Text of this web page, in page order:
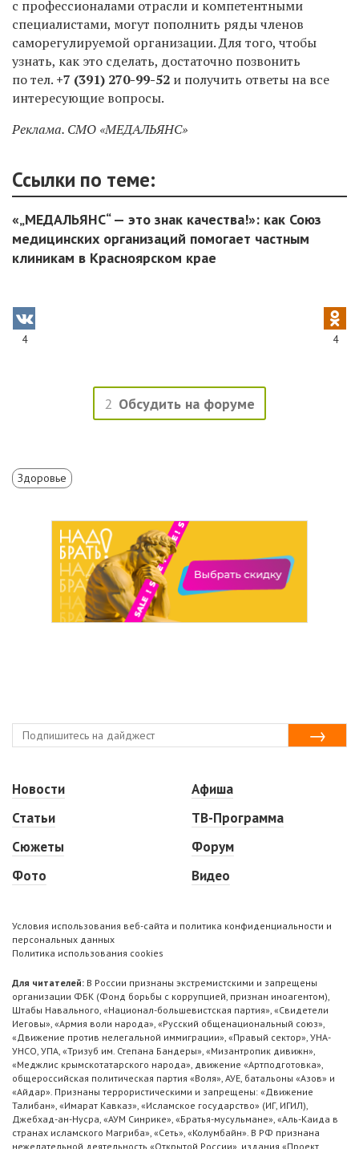
с профессионалами отрасли и компетентными
специалистами, могут пополнить ряды членов
саморегулируемой организации. Для того, чтобы
узнать, как это сделать, достаточно позвонить
по тел. +7 (391) 270-99-52 и получить ответы на все
интересующие вопросы.
Реклама. СМО «МЕДАЛЬЯНС»
Ссылки по теме:
«„МЕДАЛЬЯНС“ — это знак качества!»: как Союз
медицинских организаций помогает частным
клиникам в Красноярском крае
4 4
2 Обсудить на форуме
Здоровье
Новости
Статьи
Сюжеты
Фото
Афиша
ТВ-Программа
Форум
Видео
Условия использования веб-сайта и политика конфиденциальности и
персональных данных
Политика использования cookies
Для читателей: В России признаны экстремистскими и запрещены
организации ФБК (Фонд борьбы с коррупцией, признан иноагентом),
Штабы Навального, «Национал-большевистская партия», «Свидетели
Иеговы», «Армия воли народа», «Русский общенациональный союз»,
«Движение против нелегальной иммиграции», «Правый сектор», УНА-
УНСО, УПА, «Тризуб им. Степана Бандеры», «Мизантропик дивижн»,
«Меджлис крымскотатарского народа», движение «Артподготовка»,
общероссийская политическая партия «Воля», АУЕ, батальоны «Азов» и
«Айдар». Признаны террористическими и запрещены: «Движение
Талибан», «Имарат Кавказ», «Исламское государство» (ИГ, ИГИЛ),
Джебхад-ан-Нусра, «АУМ Синрике», «Братья-мусульмане», «Аль-Каида в
странах исламского Магриба», «Сеть», «Колумбайн». В РФ признана
нежелательной деятельность «Открытой России», издания «Проект